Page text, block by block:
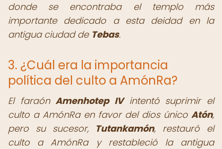
donde se encontraba el templo más
importante dedicado a esta deidad en la
antigua ciudad de Tebas.
3. ¿Cuál era la importancia
política del culto a AmónRa?
El faraónAmenhotep IVintentó suprimir el
culto a AmónRa en favor del dios único Atón,
pero su sucesor,
Tutankamón, restauró el
culto a AmónRa y restableció la antigua